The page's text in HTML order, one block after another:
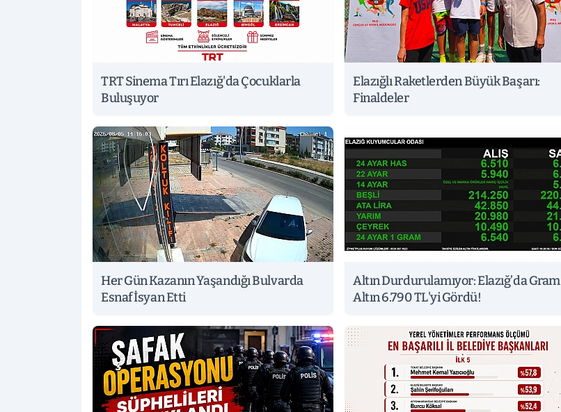
TRT Sinema Tırı Elazığ'da Çocuklarla
Buluşuyor
Elazığlı Raketlerden Büyük Başarı:
Finaldeler
Her Gün Kazanın Yaşandığı Bulvarda
Esnaf İsyan Etti
Altın Durdurulamıyor: Elazığ’da Gram
Altın 6.790 TL'yi Gördü!